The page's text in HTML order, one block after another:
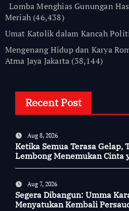
Lomba Menghias Gunungan
Meriah (46,438)
Umat Katolik dalam Kancah
Mengenang Hidup dan Karya
Atma Jaya Jakarta (38,144)
Recent Post
Aug 8, 2026
Ketika Semua Terasa Gelap,
Lembong Menemukan Cinta
Aug 7, 2026
Segera Dibangun: Umma
Menyatukan Kembali